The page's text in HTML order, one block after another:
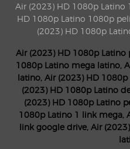
Air (2023) HD 1080p Latino
HD 1080p Latino 1080p
(2023) HD 1080p
Air (2023) HD 1080p
1080p Latino mega latino,
latino, Air (2023) HD
(2023) HD 1080p Latino
(2023) HD 1080p Latino
1080p Latino 1 link mega,
link google drive, Air